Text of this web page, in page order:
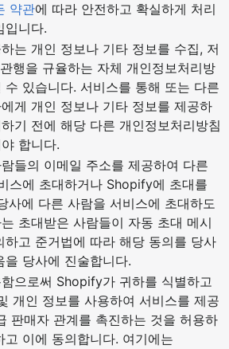
약관에 따라 안전하고 확실하게 처리
입니다.
는 개인 정보나 기타 정보를 수집, 저
행을 규율하는 자체 개인정보처리방
수 있습니다. 서비스를 통해 또는 다른
게 개인 정보나 기타 정보를 제공하
기 전에 해당 다른 개인정보처리방침
합니다.
들의 이메일 주소를 제공하여 다른
스에 초대하거나 Shopify에 초대를
사에 다른 사람을 서비스에 초대하도
초대받은 사람들이 자동 초대 메시
하고 준거법에 따라 해당 동의를 당사
당사에 진술합니다.
으로써 Shopify가 귀하를 식별하고
개인 정보를 사용하여 서비스를 제공
판매자 관계를 촉진하는 것을 허용하
이에 동의합니다. 여기에는